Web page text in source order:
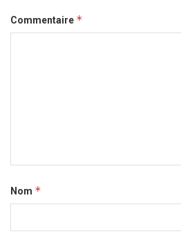
Commentaire *
Nom *